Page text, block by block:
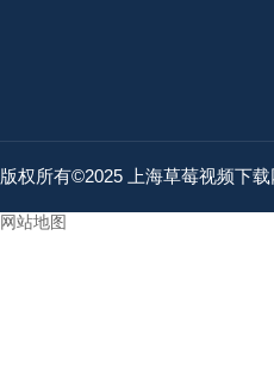
版权所有©2025 上海草莓视频下
网站地图